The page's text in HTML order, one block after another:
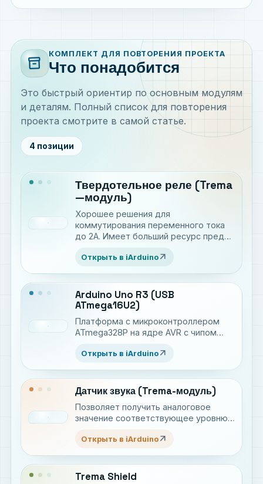
inventory_2
КОМПЛЕКТ ДЛЯ ПОВТОРЕНИЯ ПРОЕКТА
Что понадобится
Это быстрый ориентир по основным модулям
и деталям. Полный список для повторения
проекта смотрите в самой статье.
4 позиции
Твердотельное реле (Trema
—модуль)
Хорошее решения для
коммутирования переменного тока
до 2А. Имеет больший ресурс пред
Открыть в iArduino arrow_outward
Arduino Uno R3 (USB
ATmega16U2)
Платформа c микроконтроллером
ATmega328P на ядре AVR с чипом
электронных устройств на языке C++
Открыть в iArduino arrow_outward
Датчик звука (Trema-модуль)
Позволяет получить аналоговое
значение соответствующее уровню
Открыть в iArduino arrow_outward
Trema Shield